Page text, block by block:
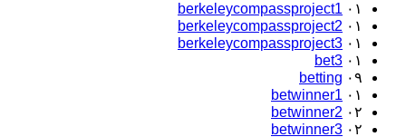
berkeleycompassproject1 ۰۱
berkeleycompassproject2 ۰۱
berkeleycompassproject3 ۰۱
bet3 ۰۱
betting ۰۹
betwinner1 ۰۱
betwinner2 ۰۲
betwinner3 ۰۲